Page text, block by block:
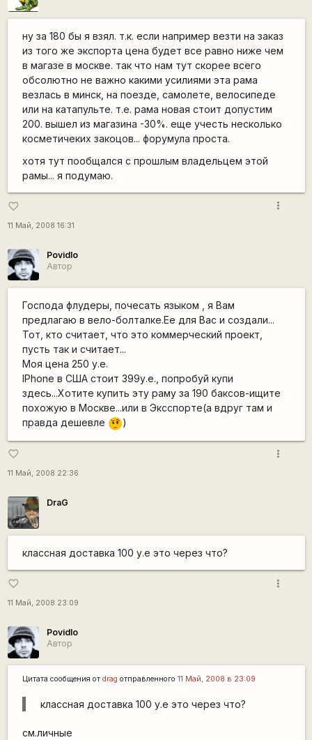
ну за 180 бы я взял. т.к. если например везти на заказ
из того же экспорта цена будет все равно ниже чем
в магазе в москве. так что нам тут скорее всего
обсолютно не важно какими усилиями эта рама
везлась в минск, на поезде, самолете, велосипеде
или на катапульте. т.е. рама новая стоит допустим
200. вышел из магазина -30%. еще учесть несколько
косметичеких закоцов... форумула проста.
хотя тут пообщался с прошлым владельцем этой
рамы... я подумаю.
favorite_border
11 Май, 2008 16:31
more_vert
Povidlo
Автор
Господа флудеры, почесать языком , я Вам
предлагаю в вело-болталке.Ее для Вас и создали...
Тот, кто считает, что это коммерческий проект,
пусть так и считает...
Моя цена 250 у.е.
IPhone в США стоит 399у.е., попробуй купи
здесь...Хотите купить эту раму за 190 баксов-ищите
похожую в Москве...или в Эксспорте(а вдруг там и
правда дешевле ???)
favorite_border
11 Май, 2008 22:36
more_vert
DraG
классная доставка 100 у.е это через что?
favorite_border
11 Май, 2008 23:09
more_vert
Povidlo
Автор
Цитата сообщения от drag отправленного 11 Май, 2008 в 23:09
классная доставка 100 у.е это через что?
см.личные